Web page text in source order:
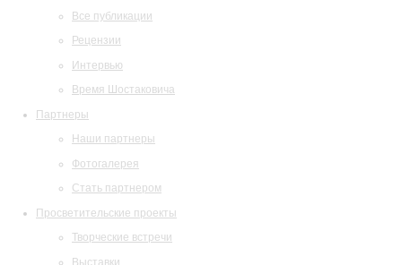
Все публикации
Рецензии
Интервью
Время Шостаковича
Партнеры
Наши партнеры
Фотогалерея
Стать партнером
Просветительские проекты
Творческие встречи
Выставки